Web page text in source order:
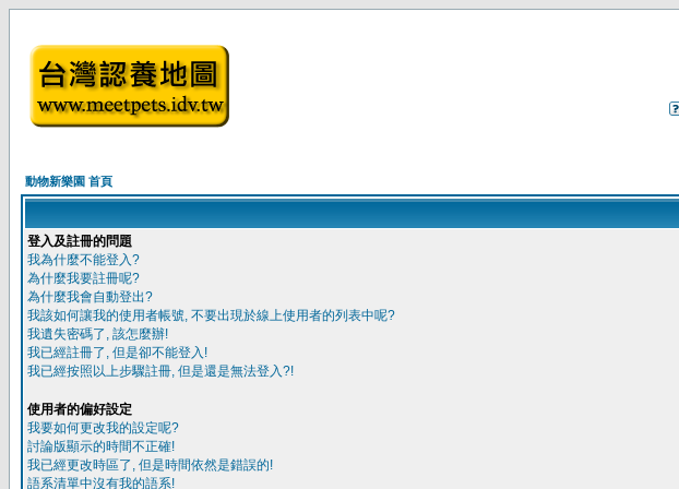
動物新樂園 首頁
登入及註冊的問題
我為什麼不能登入?
為什麼我要註冊呢?
為什麼我會自動登出?
我該如何讓我的使用者帳號, 不要出現於線上使用者的列表中呢?
我遺失密碼了, 該怎麼辦!
我已經註冊了, 但是卻不能登入!
我已經按照以上步驟註冊, 但是還是無法登入?!
使用者的偏好設定
我要如何更改我的設定呢?
討論版顯示的時間不正確!
我已經更改時區了, 但是時間依然是錯誤的!
語系清單中沒有我的語系!